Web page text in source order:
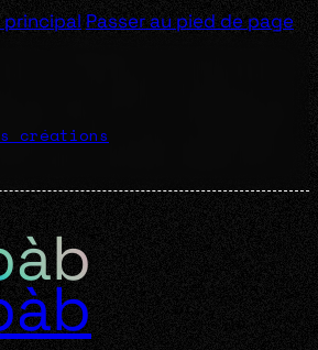
principal Passer au pied de page
créations